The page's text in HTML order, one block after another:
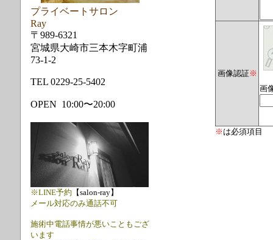
画像認証※
画
※ は必須項目
プライベートサロン
Ray
〒989-6321
宮城県大崎市三本木字町浦
73-1-2
TEL 0229-25-5402
OPEN 10:00〜20:00
※LINE予約 【salon-ray】
メール対応のみ通話不可
施術中電話事情が悪いこともござ
います